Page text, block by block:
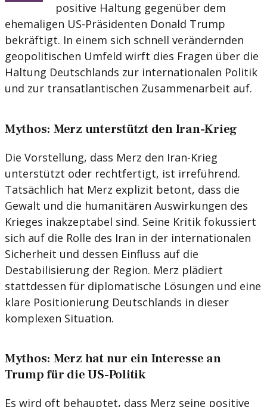
positive Haltung gegenüber dem
ehemaligen US-Präsidenten Donald Trump
bekräftigt. In einem sich schnell verändernden
geopolitischen Umfeld wirft dies Fragen über die
Haltung Deutschlands zur internationalen Politik
und zur transatlantischen Zusammenarbeit auf.
Mythos: Merz unterstützt den Iran-Krieg
Die Vorstellung, dass Merz den Iran-Krieg
unterstützt oder rechtfertigt, ist irreführend.
Tatsächlich hat Merz explizit betont, dass die
Gewalt und die humanitären Auswirkungen des
Krieges inakzeptabel sind. Seine Kritik fokussiert
sich auf die Rolle des Iran in der internationalen
Sicherheit und dessen Einfluss auf die
Destabilisierung der Region. Merz plädiert
stattdessen für diplomatische Lösungen und eine
klare Positionierung Deutschlands in dieser
komplexen Situation.
Mythos: Merz hat nur ein Interesse an
Trump für die US-Politik
Es wird oft behauptet, dass Merz seine positive